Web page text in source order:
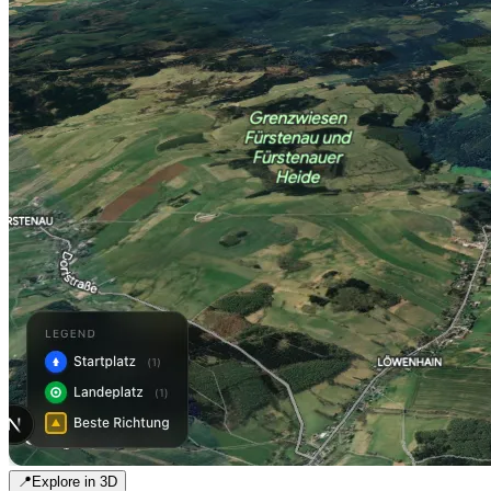
📍Explore in 3D